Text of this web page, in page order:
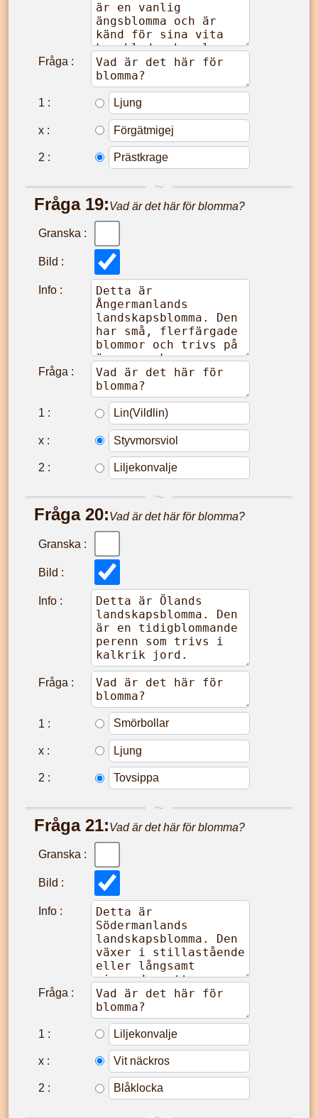
Fråga :
1 :
x :
2 :
Fråga 19:Vad är det här för blomma?
Granska :
Bild :
Info :
Fråga :
1 :
x :
2 :
Fråga 20:Vad är det här för blomma?
Granska :
Bild :
Info :
Fråga :
1 :
x :
2 :
Fråga 21:Vad är det här för blomma?
Granska :
Bild :
Info :
Fråga :
1 :
x :
2 :